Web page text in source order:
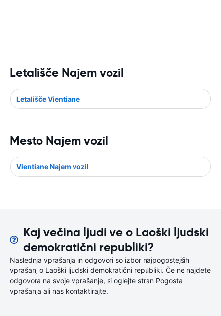
Letališče Najem vozil
Letališče Vientiane
Mesto Najem vozil
Vientiane Najem vozil
Kaj večina ljudi ve o Laoški ljudski
demokratični republiki?
Naslednja vprašanja in odgovori so izbor najpogostejših
vprašanj o Laoški ljudski demokratični republiki. Če ne najdete
odgovora na svoje vprašanje, si oglejte stran Pogosta
vprašanja ali nas kontaktirajte.